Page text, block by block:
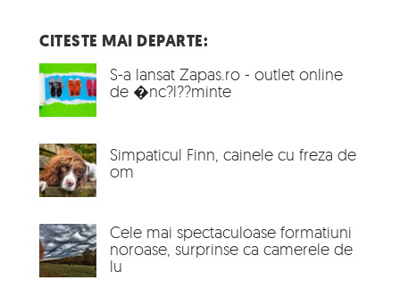
CITESTE MAI DEPARTE:
S-a lansat Zapas.ro - outlet online
de �nc?l??minte
Simpaticul Finn, cainele cu freza de
om
Cele mai spectaculoase formatiuni
noroase, surprinse ca camerele de
lu